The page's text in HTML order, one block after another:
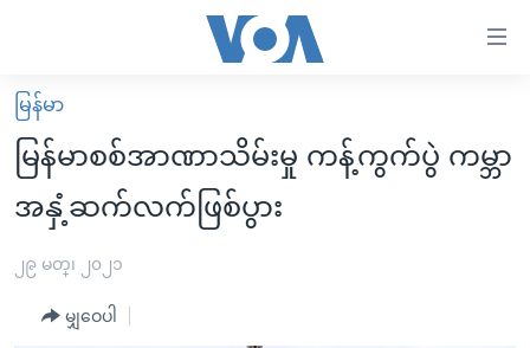
လွယ်ကူ
စေ
သည့်
Link
များ
မူလစာမျက်နှာ
မြန်မာ
ကမ္ဘာ့သတင်းများ
ရပ်ဝန်းတခု လမ်းတခု အလွန်
မြန်မာ
မြန်မာစစ်အာဏာသိမ်းမှု ကန့်ကွက်ပွဲ ကမ္ဘာ
အနှံ့ဆက်လက်ဖြစ်ပွား
၂၉ မတ္၊ ၂၀၂၁
မျှဝေပါ